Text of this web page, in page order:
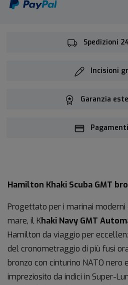
Spedizioni
Incisioni
Garanzia
Hamilton Khaki Scuba GMT
Progettato per i marinai
mare, il Khaki Navy GMT
Hamilton da viaggio per
del cronometraggio di più fusi
bronzo con cinturino NATO nero
impreziosito da indici in Super-